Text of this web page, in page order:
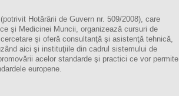
Hotărârii de Guvern nr. 509/2008), care
şi Medicinei Muncii, organizează cursuri de
şi oferă consultanţă şi asistenţă tehnică,
aici şi instituţiile din cadrul sistemului de
acelor standarde şi practici ce vor permite
europene.